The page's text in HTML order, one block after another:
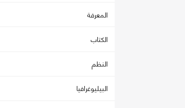
المعرفة
الكتاب
النظم
البيليوغرافيا